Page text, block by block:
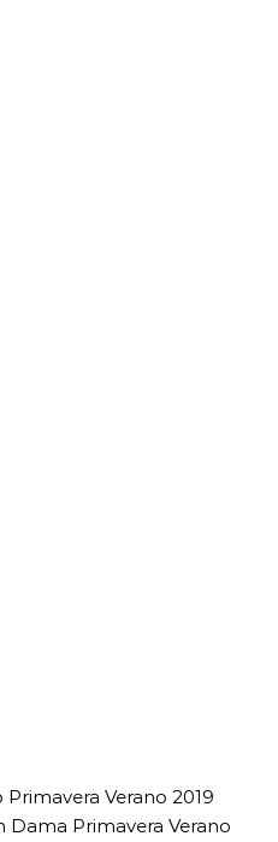
Verano 2019
Dama Primavera Verano